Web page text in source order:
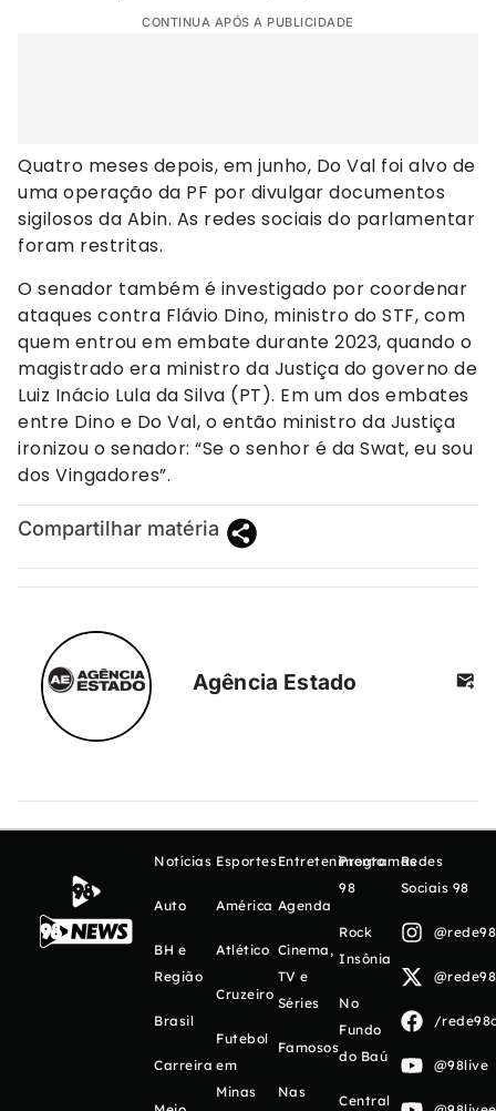
CONTINUA APÓS A PUBLICIDADE
Quatro meses depois, em junho, Do Val foi alvo de
uma operação da PF por divulgar documentos
sigilosos da Abin. As redes sociais do parlamentar
foram restritas.
O senador também é investigado por coordenar
ataques contra Flávio Dino, ministro do STF, com
quem entrou em embate durante 2023, quando o
magistrado era ministro da Justiça do governo de
Luiz Inácio Lula da Silva (PT). Em um dos embates
entre Dino e Do Val, o então ministro da Justiça
ironizou o senador: “Se o senhor é da Swat, eu sou
dos Vingadores”.
Compartilhar matéria
Agência Estado
Notícias
Auto
BH e
Região
Brasil
Carreira
Esportes
América
Atlético
Cruzeiro
Futebol
em
Minas
Entretenimento
Agenda
Cinema,
TV e
Séries
Famosos
Nas
Programas
98
Rock
Insônia
No
Fundo
do Baú
Central
Redes
Sociais 98
/
@98live